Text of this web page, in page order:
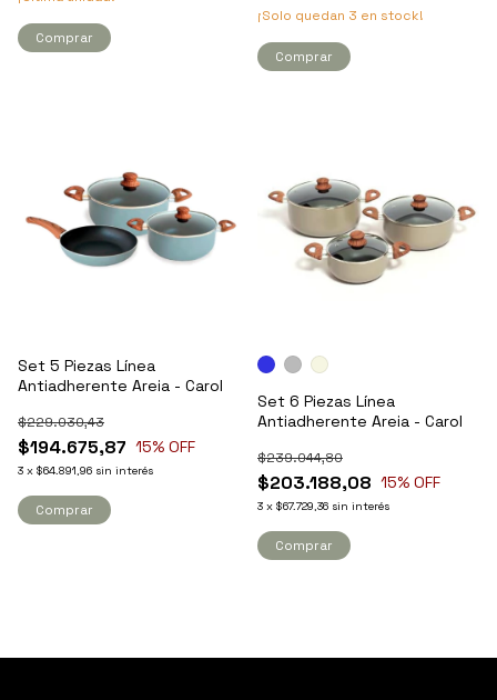
Comprar
¡Solo quedan 3 en stock!
Comprar
Set 5 Piezas Línea
Antiadherente Areia - Carol
$194.675,87
$229.030,43
15% OFF
3 x $64.891,96 sin interés
Comprar
Set 6 Piezas Línea
Antiadherente Areia - Carol
$203.188,08
$239.044,80
15% OFF
3 x $67.729,36 sin interés
Comprar